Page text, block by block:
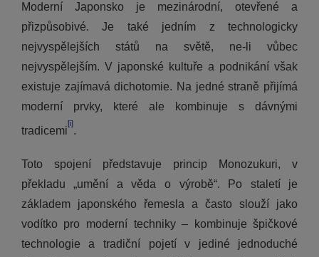
Moderní Japonsko je mezinárodní, otevřené a
přizpůsobivé. Je také jedním z technologicky
nejvyspělejších států na světě, ne-li vůbec
nejvyspělejším. V japonské kultuře a podnikání však
existuje zajímavá dichotomie. Na jedné straně přijímá
moderní prvky, které ale kombinuje s dávnými
tradicemi
[i]
.
Toto spojení představuje princip Monozukuri, v
překladu „umění a věda o výrobě“. Po staletí je
základem japonského řemesla a často slouží jako
vodítko pro moderní techniky – kombinuje špičkové
technologie a tradiční pojetí v jediné jednoduché